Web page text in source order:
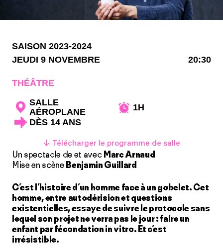
SAISON 2023-2024
JEUDI 9 NOVEMBRE
20:30
THÉÂTRE
SALLE
AÉROPLANE
1H
DÈS 14 ANS
↓ Télécharger le programme de salle
Un spectacle de et avec Marc Arnaud
Mise en scène Benjamin Guillard
C’est l’histoire d’un homme face à un gobelet. Cet
homme, entre autodérision et questions
existentielles, essaye de suivre le protocole sans
lequel son projet ne verra pas le jour : faire un
enfant par fécondation in vitro. Et c’est
irrésistible.